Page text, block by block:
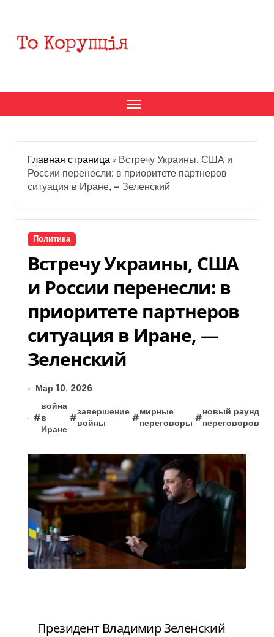
содержанию
Главная страница » Встречу Украины, США и
России перенесли: в приоритете партнеров
ситуация в Иране, — Зеленский
Политика
Встречу Украины, США
и России перенесли: в
приоритете партнеров
ситуация в Иране, —
Зеленский
Мар 10, 2026
#
война
в
Иране
#
завершение
войны
#
мирные
переговоры
#
новый раунд
переговоров
Президент Владимир Зеленский